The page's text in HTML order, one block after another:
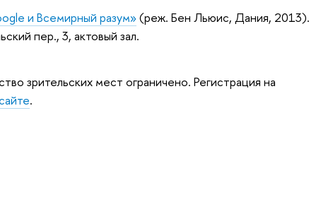
и Всемирный разум»(реж. Бен Льюис, Дания, 2013).
пер., 3, актовый зал.
зрительских мест ограничено. Регистрация на
.